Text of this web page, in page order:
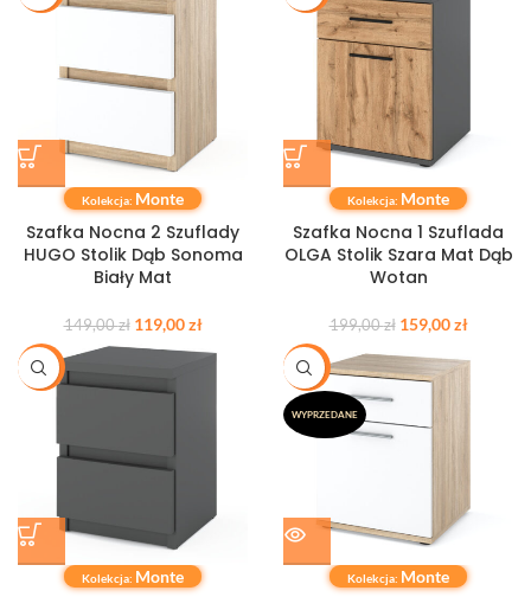
Kolekcja: Monte
Szafka Nocna 2 Szuflady
HUGO Stolik Dąb Sonoma
Biały Mat
149,00zł 119,00zł
Kolekcja: Monte
Szafka Nocna 1 Szuflada
OLGA Stolik Szara Mat Dąb
Wotan
199,00zł 159,00zł
-20%
Kolekcja: Monte
-21%
WYPRZEDANE
Kolekcja: Monte